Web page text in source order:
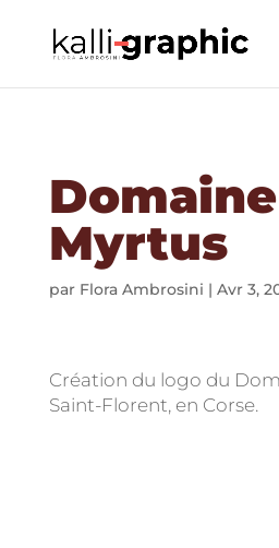
Domaine
Myrtus
par Flora Ambrosini | Avr 3,
Création du logo du
Saint-Florent, en Corse.